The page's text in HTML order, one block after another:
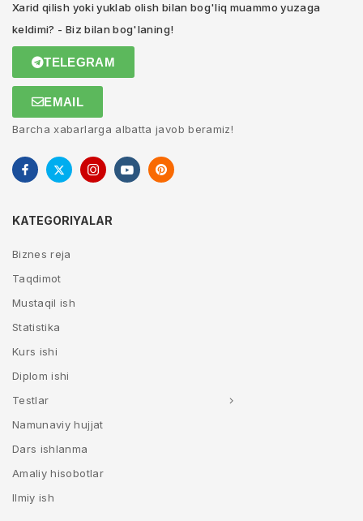
Xarid qilish yoki yuklab olish bilan bog'liq muammo yuzaga
keldimi? - Biz bilan bog'laning!
TELEGRAM
EMAIL
Barcha xabarlarga albatta javob beramiz!
KATEGORIYALAR
Biznes reja
Taqdimot
Mustaqil ish
Statistika
Kurs ishi
Diplom ishi
Testlar
Namunaviy hujjat
Dars ishlanma
Amaliy hisobotlar
Ilmiy ish